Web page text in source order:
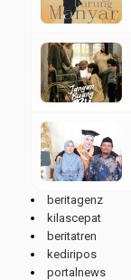
beritagenz
kilascepat
beritatren
kediripos
portalnews